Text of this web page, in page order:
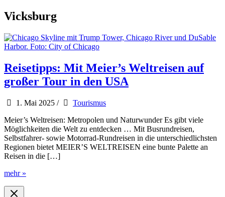
Vicksburg
Reisetipps: Mit Meier’s Weltreisen auf
großer Tour in den USA
1. Mai 2025 /
Tourismus
Meier’s Weltreisen: Metropolen und Naturwunder Es gibt viele
Möglichkeiten die Welt zu entdecken … Mit Busrundreisen,
Selbstfahrer- sowie Motorrad-Rundreisen in die unterschiedlichsten
Regionen bietet MEIER’S WELTREISEN eine bunte Palette an
Reisen in die […]
Reisetipps:
Meier’s
mehr »